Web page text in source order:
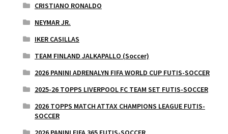
CRISTIANO RONALDO
NEYMAR JR.
IKER CASILLAS
TEAM FINLAND JALKAPALLO (Soccer)
2026 PANINI ADRENALYN FIFA WORLD CUP FUTIS-SOCCER
2025-26 TOPPS LIVERPOOL FC TEAM SET FUTIS-SOCCER
2026 TOPPS MATCH ATTAX CHAMPIONS LEAGUE FUTIS-
SOCCER